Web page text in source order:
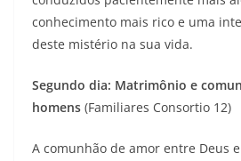
conhecimento mais rico e uma
deste mistério na sua vida.
Segundo dia: Matrimônio e
homens (Familiares Consortio 12)
A comunhão de amor entre Deus